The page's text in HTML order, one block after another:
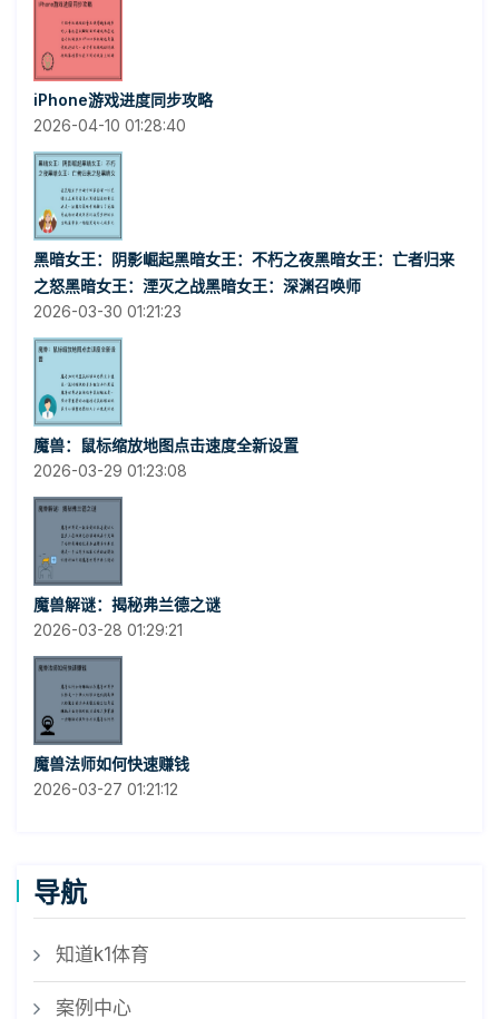
iPhone游戏进度同步攻略
2026-04-10 01:28:40
黑暗女王：阴影崛起黑暗女王：不朽之夜黑暗女王：亡者归来
之怒黑暗女王：湮灭之战黑暗女王：深渊召唤师
2026-03-30 01:21:23
魔兽：鼠标缩放地图点击速度全新设置
2026-03-29 01:23:08
魔兽解谜：揭秘弗兰德之谜
2026-03-28 01:29:21
魔兽法师如何快速赚钱
2026-03-27 01:21:12
导航
知道k1体育
案例中心